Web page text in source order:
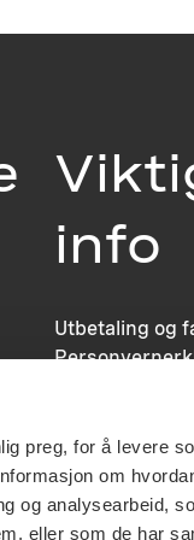
preg, for å levere
om
og analysearbeid,
eller som de har
info
Utbetaling og
Last ned logo